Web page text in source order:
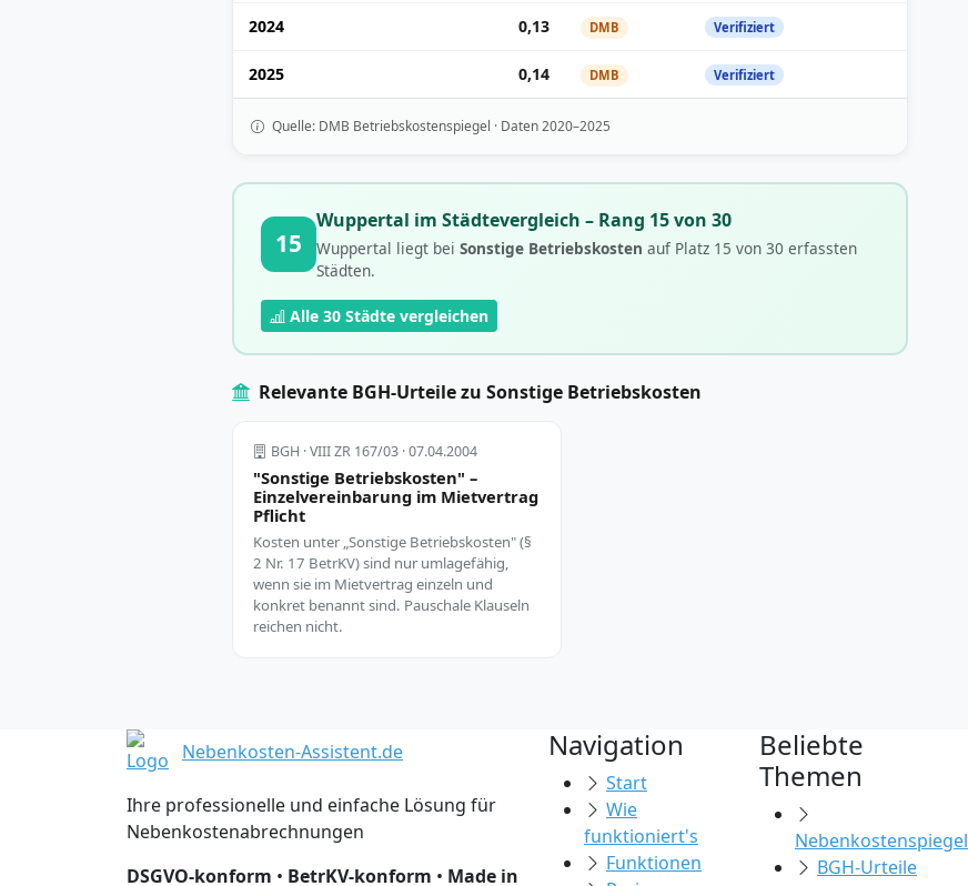
2024 0,13 DMB Verifiziert
2025 0,14 DMB Verifiziert
Quelle: DMB Betriebskostenspiegel · Daten 2020–2025
15
Wuppertal im Städtevergleich – Rang 15 von 30
Wuppertal liegt bei Sonstige Betriebskosten auf Platz 15 von 30 erfassten
Städten.
Alle 30 Städte vergleichen
Relevante BGH-Urteile zu Sonstige Betriebskosten
BGH · VIII ZR 167/03 · 07.04.2004
"Sonstige Betriebskosten" –
Einzelvereinbarung im Mietvertrag
Pflicht
Kosten unter „Sonstige Betriebskosten" (§
2 Nr. 17 BetrKV) sind nur umlagefähig,
wenn sie im Mietvertrag einzeln und
konkret benannt sind. Pauschale Klauseln
reichen nicht.
Nebenkosten-Assistent.de
Ihre professionelle und einfache Lösung für
Nebenkostenabrechnungen
DSGVO-konform • BetrKV-konform • Made in
Navigation
Start
Wie
funktioniert's
Funktionen
Beliebte
Themen
Nebenkostenspiegel
BGH-Urteile